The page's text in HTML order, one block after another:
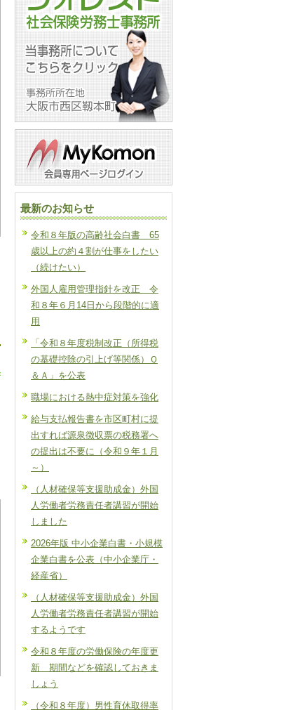
最新のお知らせ
令和８年版の高齢社会白書 65
歳以上の約４割が仕事をしたい
（続けたい）
外国人雇用管理指針を改正 令
和８年６月14日から段階的に適
用
「令和８年度税制改正（所得税
の基礎控除の引上げ等関係）Ｑ
＆Ａ」を公表
職場における熱中症対策を強化
給与支払報告書を市区町村に提
出すれば源泉徴収票の税務署へ
の提出は不要に（令和９年１月
～）
（人材確保等支援助成金）外国
人労働者労務責任者講習が開始
しました
2026年版 中小企業白書・小規模
企業白書を公表（中小企業庁・
経産省）
（人材確保等支援助成金）外国
人労働者労務責任者講習が開始
するようです
令和８年度の労働保険の年度更
新 期間などを確認しておきま
しょう
（令和８年度）男性育休取得率